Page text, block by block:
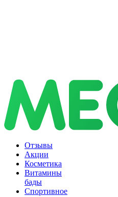
Отзывы
Акции
Косметика
Витамины
бады
Спортивное